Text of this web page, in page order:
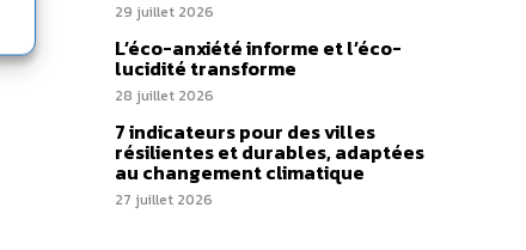
29 juillet 2026
L’éco-anxiété informe et l’éco-
lucidité transforme
28 juillet 2026
7 indicateurs pour des villes
résilientes et durables, adaptées
au changement climatique
27 juillet 2026